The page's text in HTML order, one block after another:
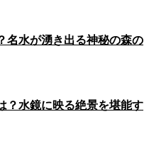
名水が湧き出る神秘の森の
？水鏡に映る絶景を堪能す